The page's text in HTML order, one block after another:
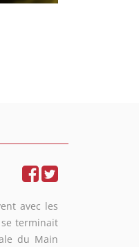
avec les
terminait
du Main